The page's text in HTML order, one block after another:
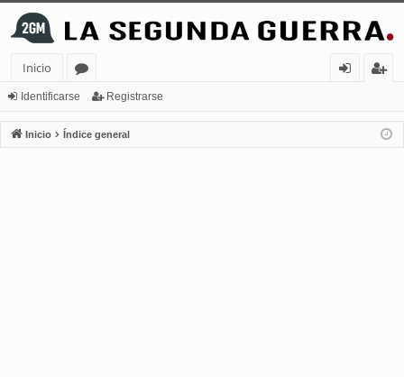
Inicio
or
os
nt
ifi
ist
ra
Identificarse Registrarse
Inicio Índice general